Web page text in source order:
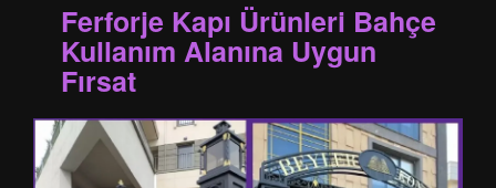
Ferforje Kapı Ürünleri Bahçe
Kullanım Alanına Uygun
Fırsat